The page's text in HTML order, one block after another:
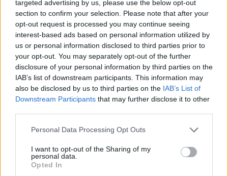
targeted advertising by us, please use the below opt-out
section to confirm your selection. Please note that after your
opt-out request is processed you may continue seeing
interest-based ads based on personal information utilized by
us or personal information disclosed to third parties prior to
your opt-out. You may separately opt-out of the further
disclosure of your personal information by third parties on the
IAB’s list of downstream participants. This information may
also be disclosed by us to third parties on the IAB’s List of
Downstream Participants that may further disclose it to other
Please note that this website/app uses one or more Google
not limited to your visit or usage behaviour. You may click to
grant or deny consent to Google and its third-party tags to
use your data for below specified purposes in below Google
Personal Data Processing Opt Outs
I want to opt-out of the Sharing of my
personal data.
Opted In
Lapanacotaes un postre delicado y fresco. Al
introducir el matiz delcafé y el chocolate fundido
con AOVE consigues un postre digno de alta
cocina pero hecho en casa de forma sencilla.
AUTOR
Lucía Fernández
Lucía Fernández cubre la escena
nuevas aperturas, tendencias, perfiles de
chefs y cocina de mercado.